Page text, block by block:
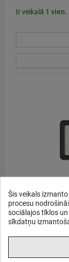
Šis veikals
procesu
sociālajos tīklos
sīkdatņu
Ir veikalā 1 vien.
46